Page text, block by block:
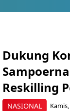
NASIONAL
Dukung
Reskilling